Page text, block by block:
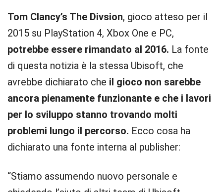
Tom Clancy’s The Divsion, gioco atteso per il
2015 su PlayStation 4, Xbox One e PC,
potrebbe essere rimandato al 2016. La fonte
di questa notizia è la stessa Ubisoft, che
avrebbe dichiarato che il gioco non sarebbe
ancora pienamente funzionante e che i lavori
per lo sviluppo stanno trovando molti
problemi lungo il percorso. Ecco cosa ha
dichiarato una fonte interna al publisher:
“Stiamo assumendo nuovo personale e